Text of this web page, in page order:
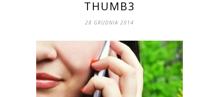
THUMB3
28 GRUDNIA 2014